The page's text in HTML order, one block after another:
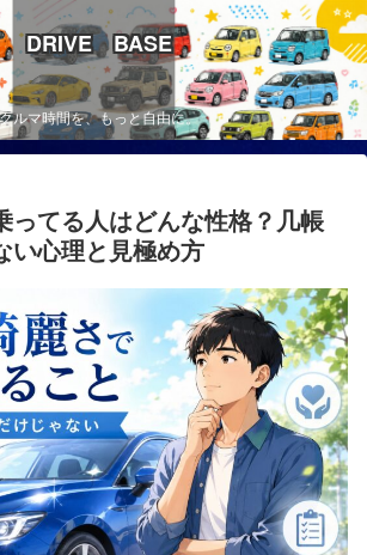
DRIVE BASE
クルマ時間を、もっと自由に。
ってる人はどんな性格？几帳
い心理と見極め方